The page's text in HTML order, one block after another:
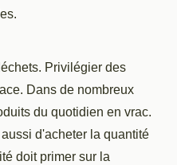
Privilégier des
Dans de nombreux
du quotidien en vrac.
d'acheter la quantité
doit primer sur la